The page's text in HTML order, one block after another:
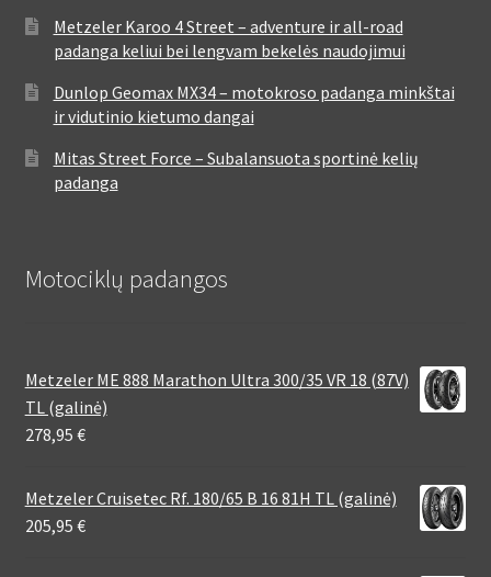
Metzeler Karoo 4 Street – adventure ir all-road
padanga keliui bei lengvam bekelės naudojimui
Dunlop Geomax MX34 – motokroso padanga minkštai
ir vidutinio kietumo dangai
Mitas Street Force – Subalansuota sportinė kelių
padanga
Motociklų padangos
Metzeler ME 888 Marathon Ultra 300/35 VR 18 (87V)
TL (galinė)
278,95 €
Metzeler Cruisetec Rf. 180/65 B 16 81H TL (galinė)
205,95 €